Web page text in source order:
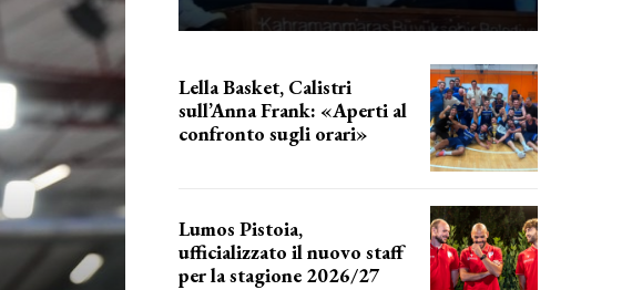
Lella Basket, Calistri
sull’Anna Frank: «Aperti al
confronto sugli orari»
Lumos Pistoia,
ufficializzato il nuovo staff
per la stagione 2026/27